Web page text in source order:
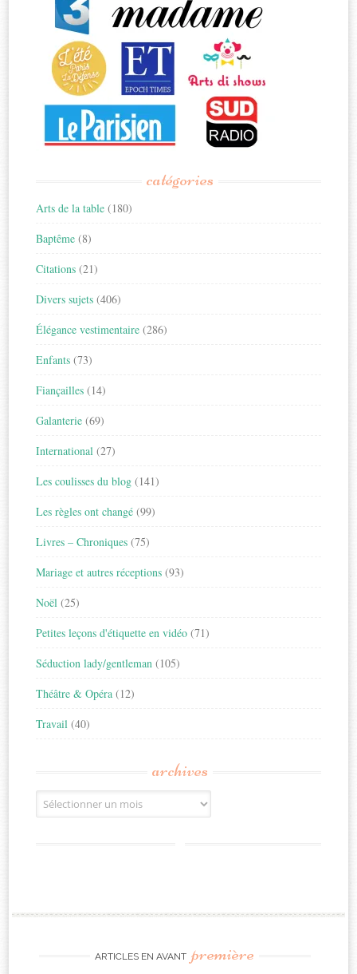
catégories
Arts de la table (180)
Baptême (8)
Citations (21)
Divers sujets (406)
Élégance vestimentaire (286)
Enfants (73)
Fiançailles (14)
Galanterie (69)
International (27)
Les coulisses du blog (141)
Les règles ont changé (99)
Livres – Chroniques (75)
Mariage et autres réceptions (93)
Noël (25)
Petites leçons d'étiquette en vidéo (71)
Séduction lady/gentleman (105)
Théâtre & Opéra (12)
Travail (40)
archives
Archives
ARTICLES EN AVANT première